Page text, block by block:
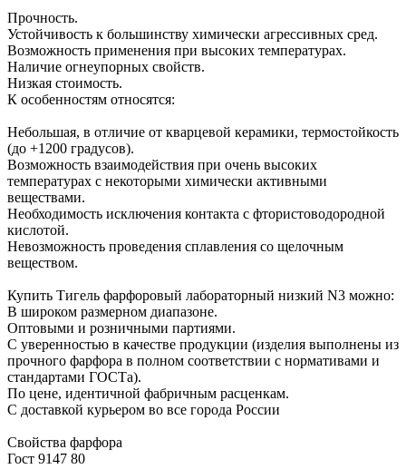
Прочность.
Устойчивость к большинству химически агрессивных сред.
Возможность применения при высоких температурах.
Наличие огнеупорных свойств.
Низкая стоимость.
К особенностям относятся:
Небольшая, в отличие от кварцевой керамики, термостойкость
(до +1200 градусов).
Возможность взаимодействия при очень высоких
температурах с некоторыми химически активными
веществами.
Необходимость исключения контакта с фтористоводородной
кислотой.
Невозможность проведения сплавления со щелочным
веществом.
Купить Тигель фарфоровый лабораторный низкий N3 можно:
В широком размерном диапазоне.
Оптовыми и розничными партиями.
С уверенностью в качестве продукции (изделия выполнены из
прочного фарфора в полном соответствии с нормативами и
стандартами ГОСТа).
По цене, идентичной фабричным расценкам.
С доставкой курьером во все города России
Свойства фарфора
Гост 9147 80